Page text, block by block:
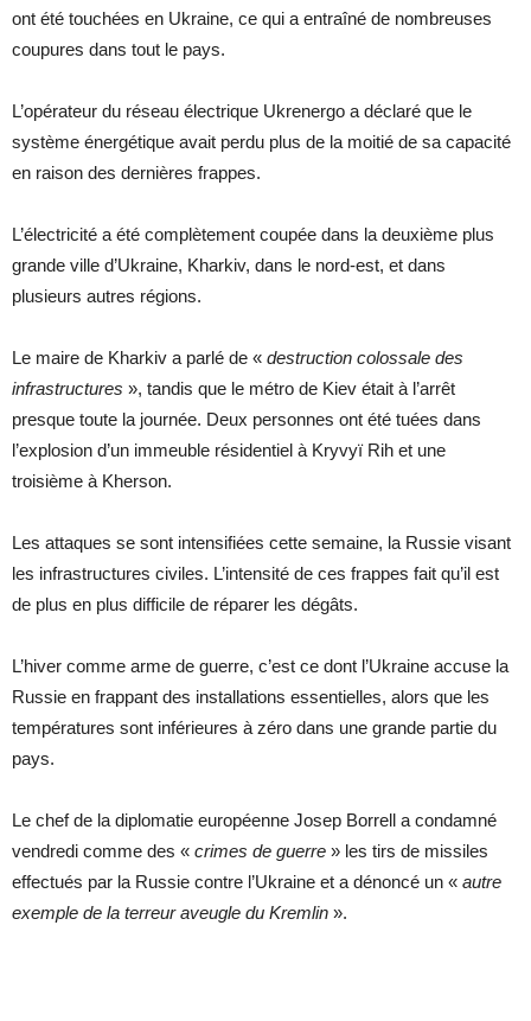
ont été touchées en Ukraine, ce qui a entraîné de nombreuses
coupures dans tout le pays.
L’opérateur du réseau électrique Ukrenergo a déclaré que le
système énergétique avait perdu plus de la moitié de sa capacité
en raison des dernières frappes.
L’électricité a été complètement coupée dans la deuxième plus
grande ville d’Ukraine, Kharkiv, dans le nord-est, et dans
plusieurs autres régions.
Le maire de Kharkiv a parlé de « destruction colossale des
infrastructures », tandis que le métro de Kiev était à l’arrêt
presque toute la journée. Deux personnes ont été tuées dans
l’explosion d’un immeuble résidentiel à Kryvyï Rih et une
troisième à Kherson.
Les attaques se sont intensifiées cette semaine, la Russie visant
les infrastructures civiles. L’intensité de ces frappes fait qu’il est
de plus en plus difficile de réparer les dégâts.
L’hiver comme arme de guerre, c’est ce dont l’Ukraine accuse la
Russie en frappant des installations essentielles, alors que les
températures sont inférieures à zéro dans une grande partie du
pays.
Le chef de la diplomatie européenne Josep Borrell a condamné
vendredi comme des « crimes de guerre » les tirs de missiles
effectués par la Russie contre l’Ukraine et a dénoncé un « autre
exemple de la terreur aveugle du Kremlin ».